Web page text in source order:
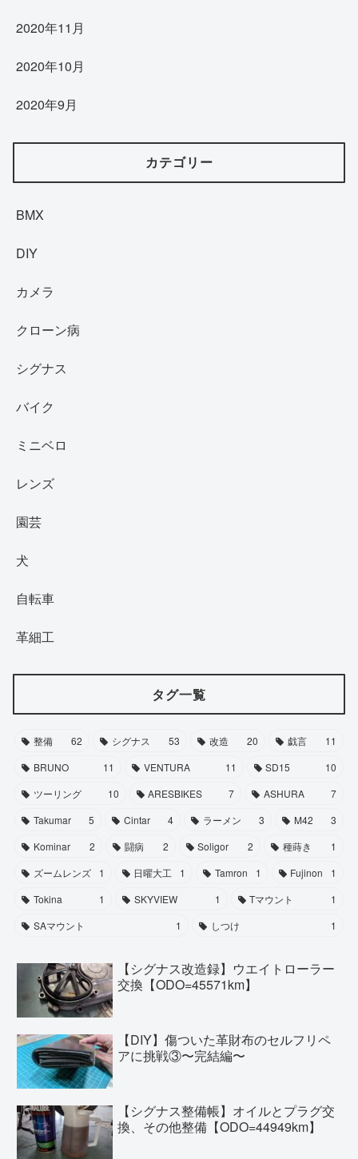
2020年11月
2020年10月
2020年9月
カテゴリー
BMX
DIY
カメラ
クローン病
シグナス
バイク
ミニベロ
レンズ
園芸
犬
自転車
革細工
タグ一覧
整備 62 シグナス 53 改造 20 戯言
11
BRUNO
11 VENTURA 11 SD15
10
ツーリング
10 ARESBIKES 7 ASHURA
7
Takumar
5 Cintar 4 ラーメン 3 M42
3
Kominar
2 闘病 2 Soligor 2 種蒔き
1
ズームレンズ
1 日曜大工 1 Tamron 1 Fujinon
1
Tokina
1 SKYVIEW 1 Tマウント
1
SAマウント
1 しつけ 1
【シグナス改造録】ウエイトローラー
交換【ODO=45571km】
【DIY】傷ついた革財布のセルフリペ
アに挑戦③〜完結編〜
【シグナス整備帳】オイルとプラグ交
換、その他整備【ODO=44949km】